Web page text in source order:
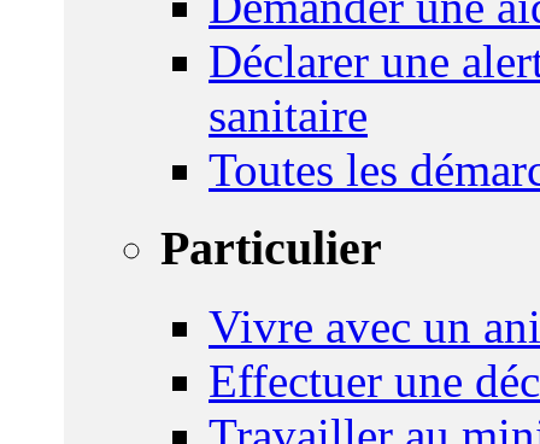
Déclarer une
sanitaire
Toutes les
Particulier
Vivre avec un
Effectuer une